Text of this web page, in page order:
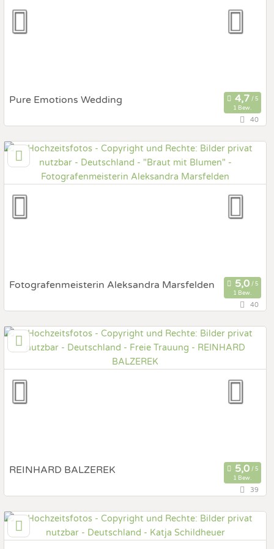
Fotobox mit Zubehör
Pure Emotions Wedding
1 Bew.
Art des Shootings:
Prewedding Shooting
Hochzeits Shooting
Fotostory
Fotobox mit Zubehör
40
Fotografenmeisterin Aleksandra Marsfelden
1 Bew.
Art des Shootings:
Prewedding Shooting
Fotostory
Fotobox mit Zubehör
40
REINHARD BALZEREK
1 Bew.
Deutschland
Art des Shootings: Prewedding Shooting
39